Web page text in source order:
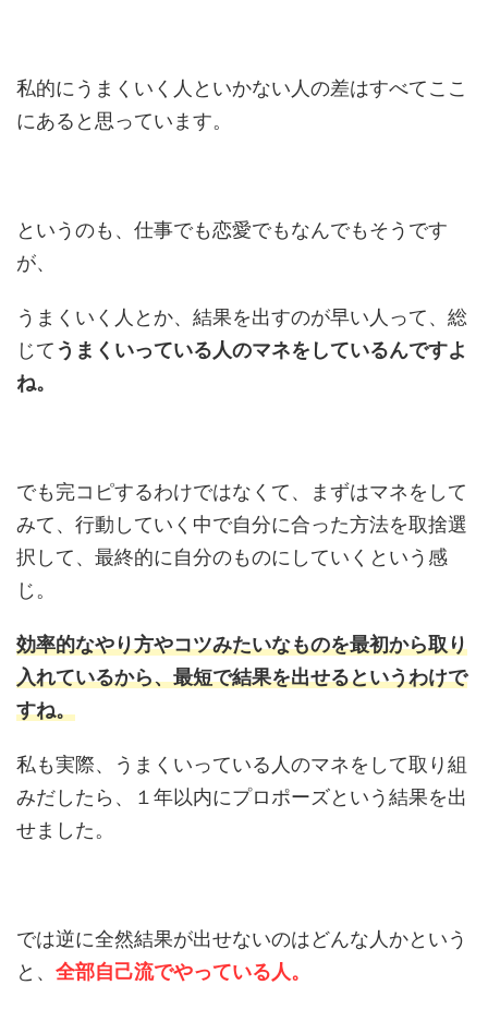
私的にうまくいく人といかない人の差はすべてここ
にあると思っています。
というのも、仕事でも恋愛でもなんでもそうです
が、
うまくいく人とか、結果を出すのが早い人って、総
じて うまくいっている人のマネをしているんですよ
ね。
でも完コピするわけではなくて、まずはマネをして
みて、行動していく中で自分に合った方法を取捨選
択して、最終的に自分のものにしていくという感
じ。
効率的なやり方やコツみたいなものを最初から取り
入れているから、最短で結果を出せるというわけで
すね。
私も実際、うまくいっている人のマネをして取り組
みだしたら、１年以内にプロポーズという結果を出
せました。
では逆に全然結果が出せないのはどんな人かという
と、 全部自己流でやっている人。